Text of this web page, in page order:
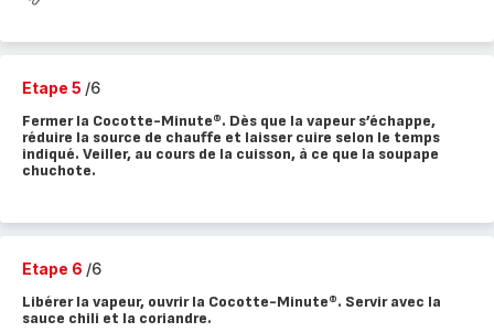
Etape 5 /6
Fermer la Cocotte-Minute®. Dès que la vapeur s’échappe,
réduire la source de chauffe et laisser cuire selon le temps
indiqué. Veiller, au cours de la cuisson, à ce que la soupape
chuchote.
Etape 6 /6
Libérer la vapeur, ouvrir la Cocotte-Minute®. Servir avec la
sauce chili et la coriandre.